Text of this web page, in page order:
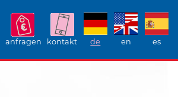
anfragen kontakt de en es